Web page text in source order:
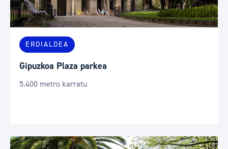
ERDIALDEA
Gipuzkoa Plaza parkea
5.400 metro karratu